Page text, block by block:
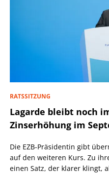
RATSSITZUNG
Lagarde bleibt noch
Zinserhöhung im
Die EZB-Präsidentin gibt
auf den weiteren Kurs. Zu
einen Satz, der klarer klingt,